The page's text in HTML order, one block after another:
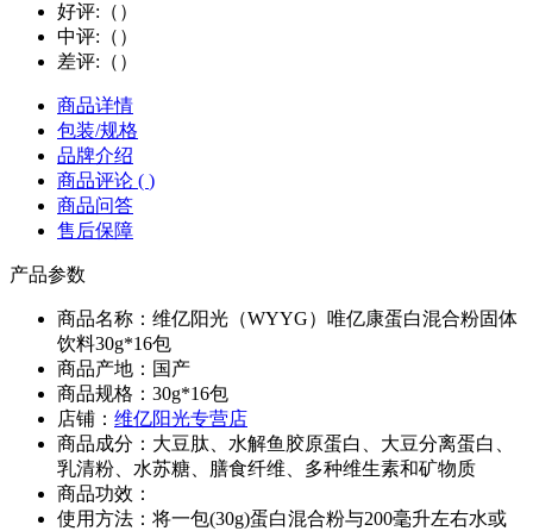
好评:（ ）
中评:（ ）
差评:（ ）
商品详情
包装/规格
品牌介绍
商品评论 ( )
商品问答
售后保障
产品参数
商品名称： 维亿阳光（WYYG）唯亿康蛋白混合粉固体
饮料30g*16包
商品产地： 国产
商品规格： 30g*16包
店铺： 维亿阳光专营店
商品成分： 大豆肽、水解鱼胶原蛋白、大豆分离蛋白、
乳清粉、水苏糖、膳食纤维、多种维生素和矿物质
商品功效：
使用方法： 将一包(30g)蛋白混合粉与200毫升左右水或